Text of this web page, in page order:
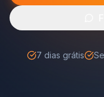
7 dias grátis